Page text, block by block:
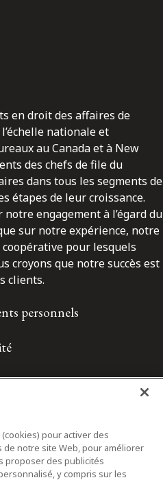
en droit des affaires de
nationale et
au Canada et à New
des chefs de file du
dans tous les segments de
étapes de leur croissance.
engagement à l’égard du
sur notre expérience, notre
pour lesquels
croyons que notre succès est
clients.
personnels
pour activer des
notre site Web, pour améliorer
proposer des publicités
y compris sur les